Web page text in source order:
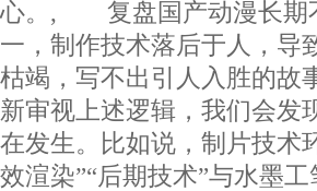
心。, 复盘国产动漫长期
一，制作技术落后于人，导
枯竭，写不出引人入胜的
新审视上述逻辑，我们会发
在发生。比如说，制片技术
效渲染”“后期技术”与水墨